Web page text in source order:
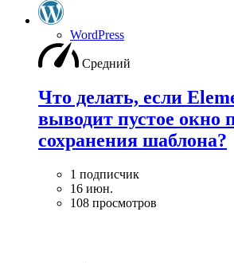
WordPress
Средний
Что делать, если
выводит пустое окно
сохранения шаблона?
1 подписчик
16 июн.
108 просмотров